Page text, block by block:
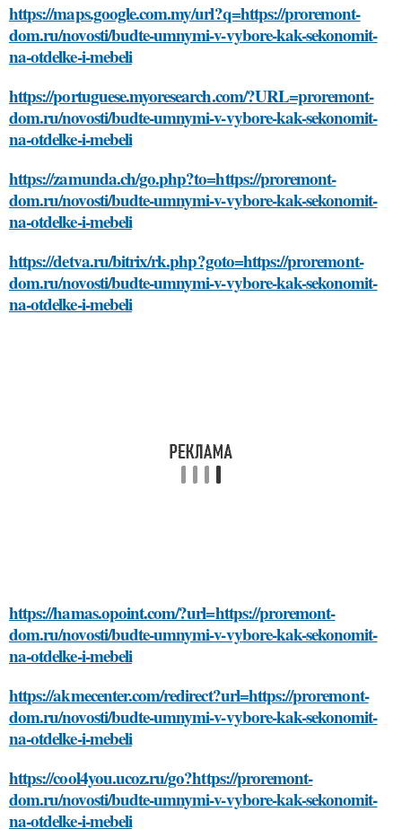
https://maps.google.com.my/url?q=https://proremont-
dom.ru/novosti/budte-umnymi-v-vybore-kak-sekonomit-
na-otdelke-i-mebeli
https://portuguese.myoresearch.com/?URL=proremont-
dom.ru/novosti/budte-umnymi-v-vybore-kak-sekonomit-
na-otdelke-i-mebeli
https://zamunda.ch/go.php?to=https://proremont-
dom.ru/novosti/budte-umnymi-v-vybore-kak-sekonomit-
na-otdelke-i-mebeli
https://detva.ru/bitrix/rk.php?goto=https://proremont-
dom.ru/novosti/budte-umnymi-v-vybore-kak-sekonomit-
na-otdelke-i-mebeli
https://hamas.opoint.com/?url=https://proremont-
dom.ru/novosti/budte-umnymi-v-vybore-kak-sekonomit-
na-otdelke-i-mebeli
https://akmecenter.com/redirect?url=https://proremont-
dom.ru/novosti/budte-umnymi-v-vybore-kak-sekonomit-
na-otdelke-i-mebeli
https://cool4you.ucoz.ru/go?https://proremont-
dom.ru/novosti/budte-umnymi-v-vybore-kak-sekonomit-
na-otdelke-i-mebeli